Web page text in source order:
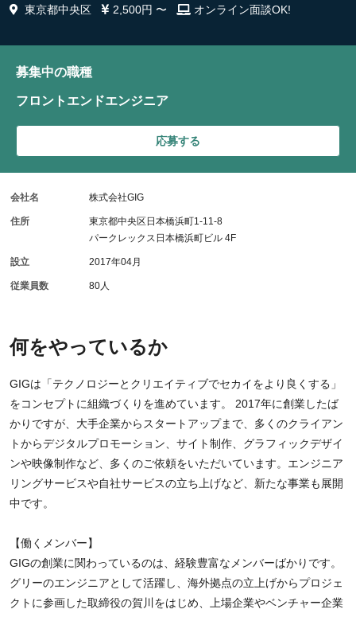
東京都中央区 2,500円 〜 オンライン面談OK!
何をやっているか
GIGは「テクノロジーとクリエイティブでセカイをより良くする」
をコンセプトに組織づくりを進めています。 2017年に創業したば
かりですが、大手企業からスタートアップまで、多くのクライアン
トからデジタルプロモーション、サイト制作、グラフィックデザイ
ンや映像制作など、多くのご依頼をいただいています。エンジニア
リングサービスや自社サービスの立ち上げなど、新たな事業も展開
中です。
【働くメンバー】
GIGの創業に関わっているのは、経験豊富なメンバーばかりです。
グリーのエンジニアとして活躍し、海外拠点の立上げからプロジェ
クトに参画した取締役の賀川をはじめ、上場企業やベンチャー企業
募集中の職種
フロントエンドエンジニア
応募する
会社名 株式会社GIG
住所
東京都中央区日本橋浜町1-11-8
パークレックス日本橋浜町ビル 4F
設立 2017年04月
従業員数 80人